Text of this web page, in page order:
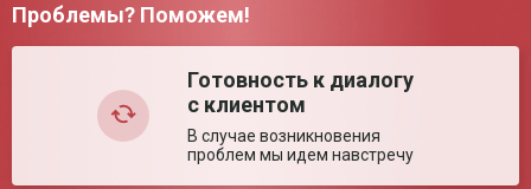
Проблемы? Поможем!
Готовность к диалогу
с клиентом
В случае возникновения
проблем мы идем навстречу